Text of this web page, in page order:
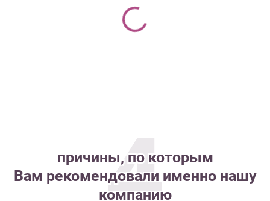
4
причины, по которым
Вам рекомендовали именно нашу
компанию